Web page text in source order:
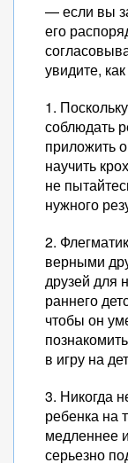
— если вы
его
увидите,
1.
соблюдать
приложить
научить
не
нужного
2.
верными
друзей для
раннего
чтобы он
в игру на
3. Никогда
ребенка на
медленнее
серьезно